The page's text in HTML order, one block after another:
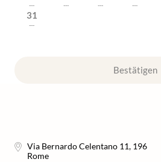
--- --- --- ---
31
---
Bestätigen
Via Bernardo Celentano 11, 196
Rome